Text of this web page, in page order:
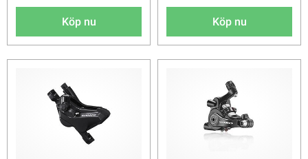
Köp nu Köp nu